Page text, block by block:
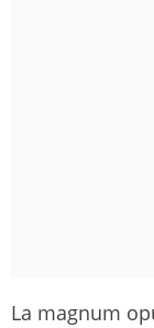
La magnum